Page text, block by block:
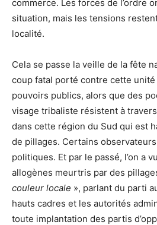
commerce. Les forces de l’ordre
situation, mais les tensions
localité.
Cela se passe la veille de la fête
coup fatal porté contre cette
pouvoirs publics, alors que des
visage tribaliste résistent à
dans cette région du Sud qui est
de pillages. Certains
politiques. Et par le passé, l’on a
allogènes meurtris par des
couleur locale », parlant du parti
hauts cadres et les autorités
toute implantation des partis